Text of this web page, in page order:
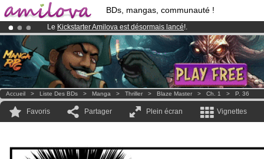
BDs, mangas, communauté !
Le Kickstarter Amilova est désormais lancé!.
Abonnement premium: à partir de3.95 eurospar mois !Clique ici
Déjà 100000membreset 1000BDs & Mangas!
Accueil > Liste Des BDs > Manga > Thriller > Blaze Master > Ch. 1 > P. 36
Favoris Partager Plein écran Vignettes